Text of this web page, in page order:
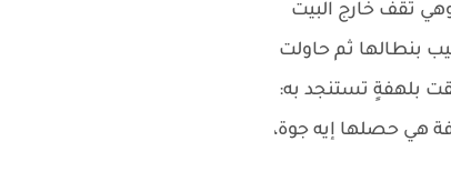
تقف خارج البيت
بنطالها ثم حاولت
بلهفةٍ تستنجد به:
هي حصلها إيه جوة،